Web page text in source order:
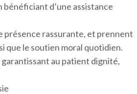
d’une assistance
présence rassurante, et prennent
que le soutien moral quotidien.
au patient dignité,